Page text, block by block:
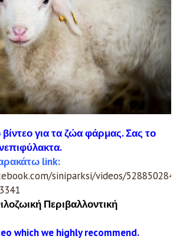
βίντεο για τα ζώα φάρμας. Σας το
link:
siniparksi/videos/
Περιβαλλοντική
which we highly recommend.